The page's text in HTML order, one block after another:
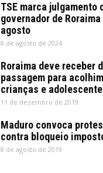
TSE marca julgamento
governador de
agosto
8 de agosto de 2024
Roraima deve receber
passagem para
crianças e
11 de dezembro de 2019
Maduro convoca
contra bloqueio
8 de agosto de 2019